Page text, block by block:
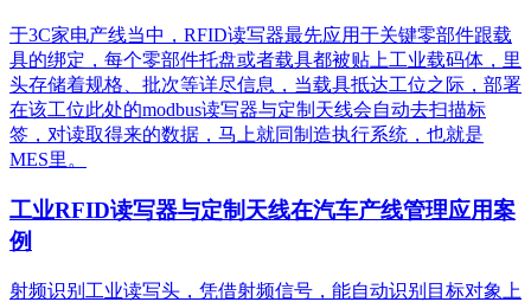
于3C家电产线当中，RFID读写器最先应用于关键零部件跟载
具的绑定，每个零部件托盘或者载具都被贴上工业载码体，里
头存储着规格、批次等详尽信息，当载具抵达工位之际，部署
在该工位此处的modbus读写器与定制天线会自动去扫描标
签，对读取得来的数据，马上就同制造执行系统，也就是
MES里。
工业RFID读写器与定制天线在汽车产线管理应用案
例
射频识别工业读写头，凭借射频信号，能自动识别目标对象上